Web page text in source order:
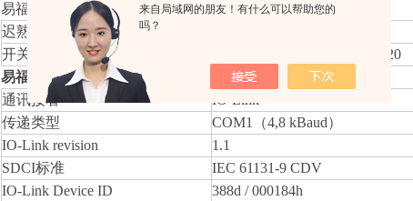
来自局域网的朋友！有什么可以帮助您的
吗？
易福门IFM电容式感应器的精度/偏差：
迟熟[Sr的百分给]
开关怎么偏移[Sr的百分给]
-20…20
易福门IFM电容式感应器
通讯接著
IO-Link
传递类型
COM1（4,8 kBaud）
IO-Link revision
1.1
SDCI标准
IEC 61131-9 CDV
IO-Link Device ID
388d / 000184h